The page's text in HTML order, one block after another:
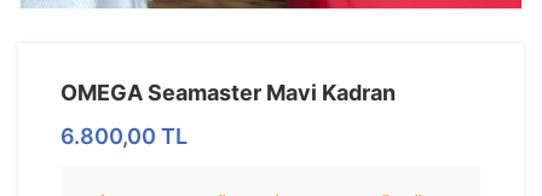
OMEGA Seamaster Mavi Kadran
6.800,00 TL